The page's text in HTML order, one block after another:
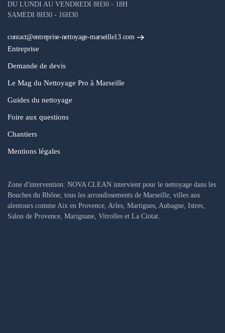
DU LUNDI AU VENDREDI 8H30 - 18H
SAMEDI 8H30 - 16H30
contact@entreprise-nettoyage-marseille13.com
Entreprise
Demande de devis
Le Mag du Nettoyage Pro à Marseille
Guides du nettoyage
Foire aux questions
Chantiers
Mentions légales
Zone d'intervention: NOVA CLEAN intervient pour le nettoyage dans les
Bouches du Rhône, tous les arrondissements de Marseille, villes aux
alentours comme Aix en Provence, Arles, Martigues, Aubagne, Istres,
Salon de Provence, Marignane, Vitrolles et La Ciotat.